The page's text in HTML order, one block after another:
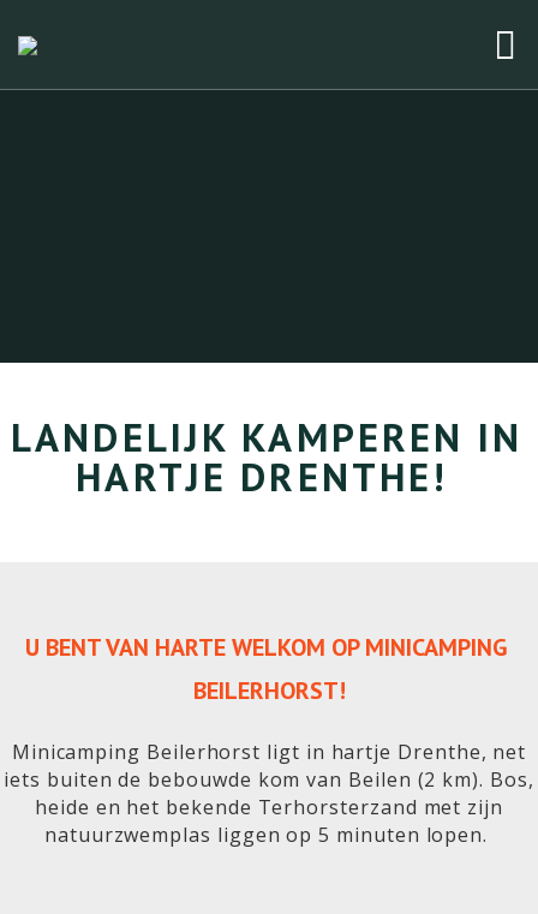
LANDELIJK KAMPEREN IN
HARTJE DRENTHE!
U BENT VAN HARTE WELKOM OP MINICAMPING
BEILERHORST!
Minicamping Beilerhorst ligt in hartje Drenthe, net
iets buiten de bebouwde kom van Beilen (2 km). Bos,
heide en het bekende Terhorsterzand met zijn
natuurzwemplas liggen op 5 minuten lopen.